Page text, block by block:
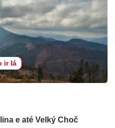
ir lá
e até Velký Choč